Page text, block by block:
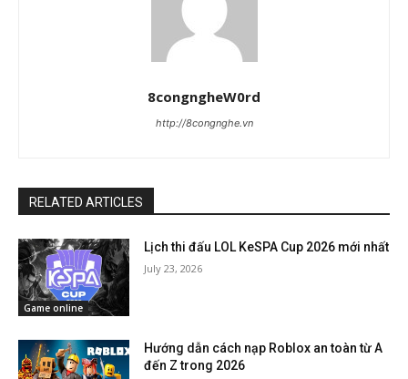
8congngheW0rd
http://8congnghe.vn
RELATED ARTICLES
Game online
Lịch thi đấu LOL KeSPA Cup 2026 mới nhất
July 23, 2026
Hướng dẫn cách nạp Roblox an toàn từ A
đến Z trong 2026